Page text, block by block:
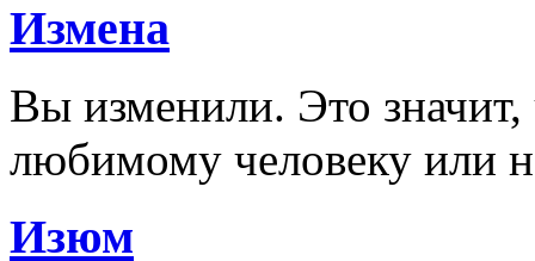
Измена
Вы изменили. Это
любимому человеку или
Изюм